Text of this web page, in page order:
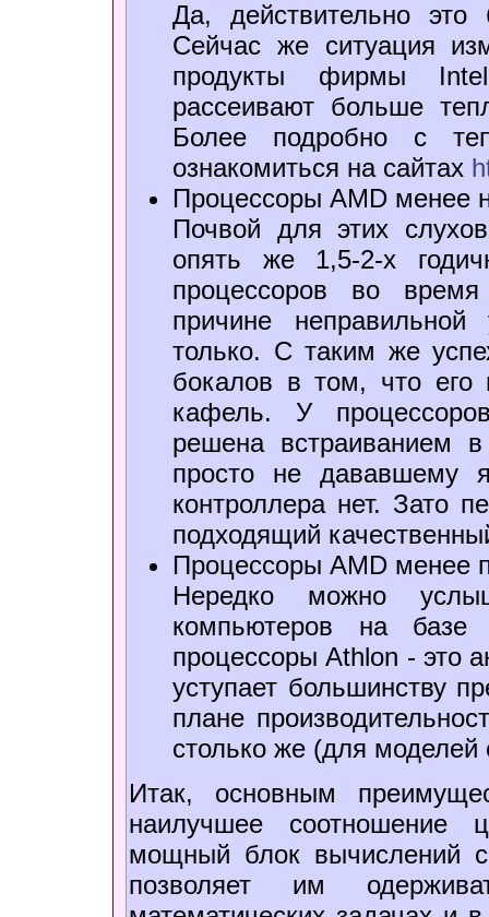
Да, действительно
Сейчас же ситуация
продукты фирмы
рассеивают больше
Более подробно с
ознакомиться на сайтах
Процессоры AMD менее
Почвой для этих
опять же 1,5-2-х
процессоров во
причине
только. С таким же
бокалов в том, что его
кафель. У
решена встраиванием в
просто не дававшему
контроллера нет. Зато
подходящий
Процессоры AMD менее
Нередко можно
компьютеров на
процессоры Athlon - это
уступает большинству
плане
столько же (для моделей
Итак, основным
наилучшее соотношение
мощный блок вычислений
позволяет им